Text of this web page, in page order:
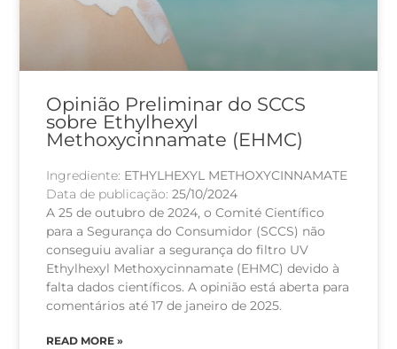
Opinião Preliminar do SCCS
sobre Ethylhexyl
Methoxycinnamate (EHMC)
Ingrediente: ETHYLHEXYL METHOXYCINNAMATE
Data de publicação:25/10/2024
A 25 de outubro de 2024, o Comité Científico
para a Segurança do Consumidor (SCCS) não
conseguiu avaliar a segurança do filtro UV
Ethylhexyl Methoxycinnamate (EHMC) devido à
falta dados científicos. A opinião está aberta para
comentários até 17 de janeiro de 2025.
READ MORE »